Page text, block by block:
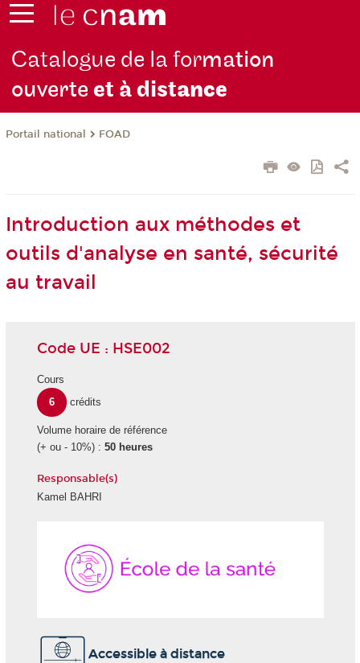
Catalogue de la formation
ouverteet à distance
Portail national FOAD
Introduction aux méthodes et
outils d'analyse en santé, sécurité
au travail
Code UE : HSE002
Cours
6
crédits
Volume horaire de référence
(+ ou - 10%) : 50 heures
Responsable(s)
Kamel BAHRI
Accessible à distance